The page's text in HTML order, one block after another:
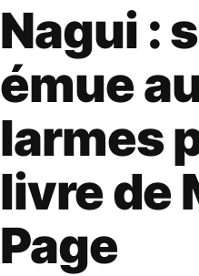
Nagui :
émue
larmes
livre de
Page